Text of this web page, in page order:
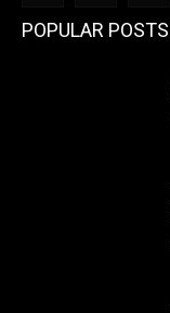
POPULAR POSTS